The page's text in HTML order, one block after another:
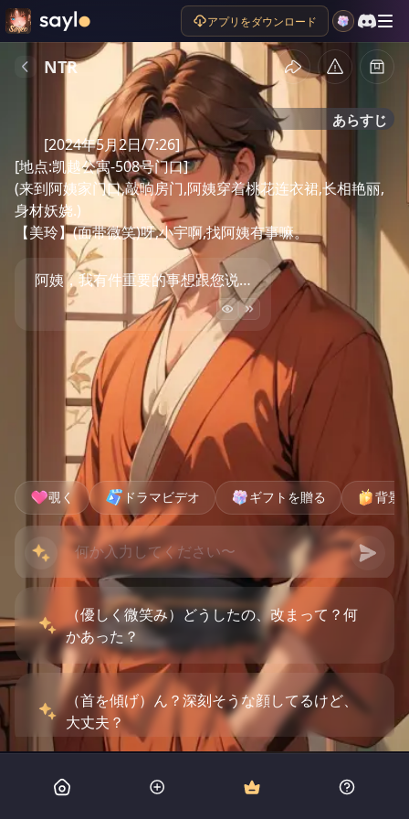
アプリをダウンロード
NTR
あらすじ
[2024年5月2日/7:26]
[地点:凯越公寓-508号门口]
(来到阿姨家门口,敲响房门,阿姨穿着桃花连衣裙,长相艳丽,
身材妖娆.)
【美玲】(面带微笑)呀,小宇啊,找阿姨有事嘛。
阿姨，我有件重要的事想跟您说…
覗く ドラマビデオ ギフトを贈る 背景
（優しく微笑み）どうしたの、改まって？何
かあった？
（首を傾げ）ん？深刻そうな顔してるけど、
大丈夫？